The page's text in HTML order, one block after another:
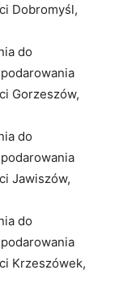
Dobromyśl,
do
Gorzeszów,
do
Jawiszów,
do
Krzeszówek,